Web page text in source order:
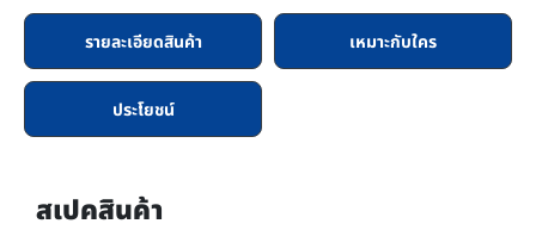
รายละเอียดสินค้า เหมาะกับใคร
ประโยชน์
สเปคสินค้า